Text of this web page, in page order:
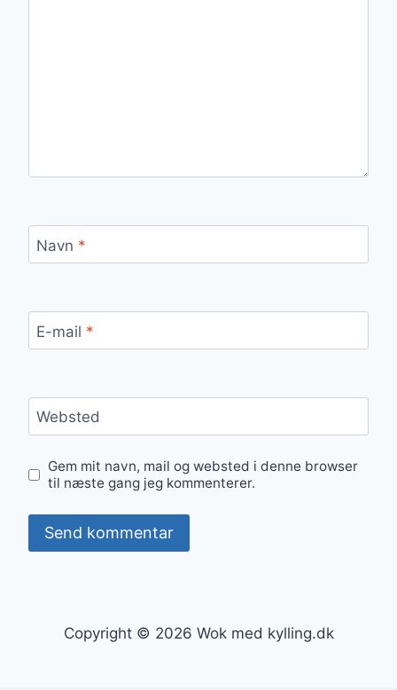
Navn *
E-mail *
Websted
Gem mit navn, mail og websted i denne browser
til næste gang jeg kommenterer.
Copyright © 2026 Wok med kylling.dk